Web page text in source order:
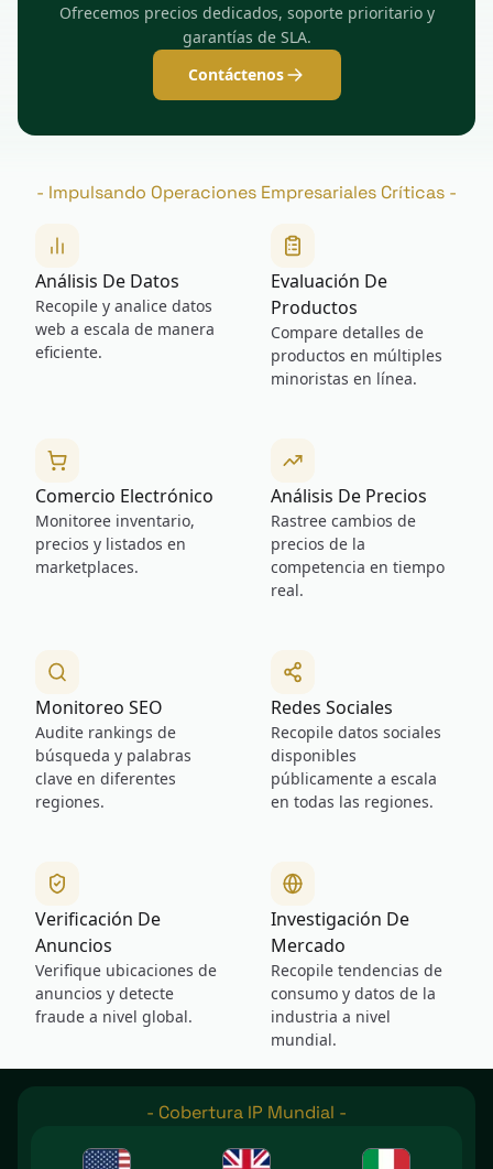
Ofrecemos precios dedicados, soporte prioritario y
garantías de SLA.
Contáctenos
- Impulsando Operaciones Empresariales Críticas -
Análisis De Datos
Recopile y analice datos
web a escala de manera
eficiente.
Evaluación De
Productos
Compare detalles de
productos en múltiples
minoristas en línea.
Comercio Electrónico
Monitoree inventario,
precios y listados en
marketplaces.
Análisis De Precios
Rastree cambios de
precios de la
competencia en tiempo
real.
Monitoreo SEO
Audite rankings de
búsqueda y palabras
clave en diferentes
regiones.
Redes Sociales
Recopile datos sociales
disponibles
públicamente a escala
en todas las regiones.
Verificación De
Anuncios
Verifique ubicaciones de
anuncios y detecte
fraude a nivel global.
Investigación De
Mercado
Recopile tendencias de
consumo y datos de la
industria a nivel
mundial.
- Cobertura IP Mundial -